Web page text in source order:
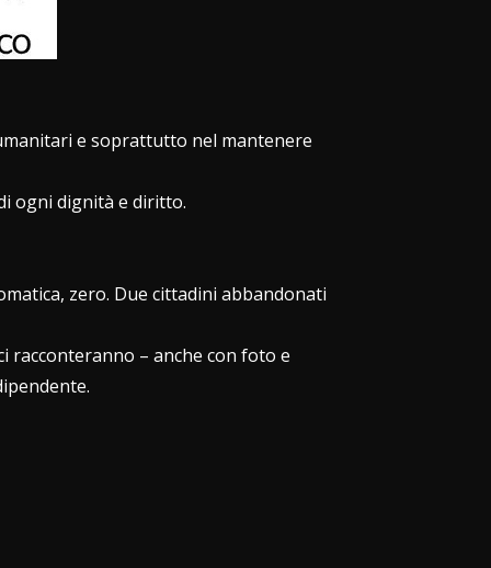
e soprattutto nel mantenere
ogni dignità e diritto.
zero. Due cittadini abbandonati
racconteranno – anche con foto e